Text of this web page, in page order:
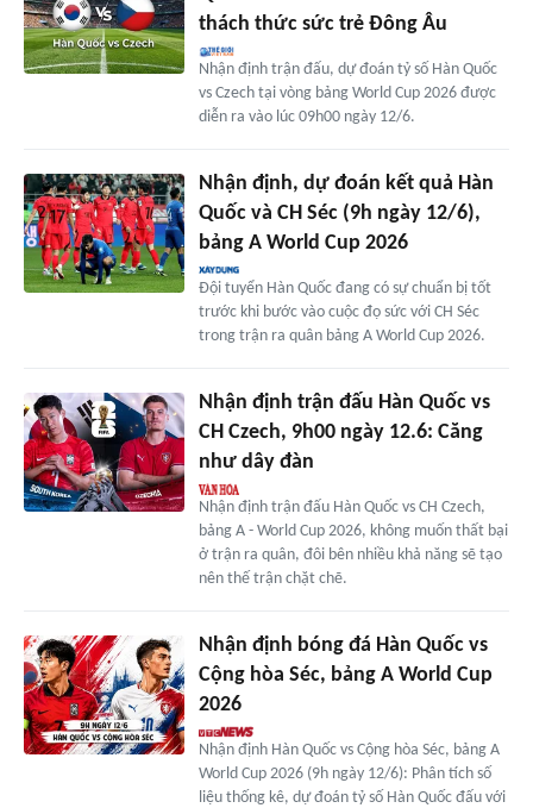
thách thức sức trẻ Đông Âu
Nhận định trận đấu, dự đoán tỷ số Hàn Quốc
vs Czech tại vòng bảng World Cup 2026 được
diễn ra vào lúc 09h00 ngày 12/6.
Nhận định, dự đoán kết quả Hàn
Quốc và CH Séc (9h ngày 12/6),
bảng A World Cup 2026
Đội tuyển Hàn Quốc đang có sự chuẩn bị tốt
trước khi bước vào cuộc đọ sức với CH Séc
trong trận ra quân bảng A World Cup 2026.
Nhận định trận đấu Hàn Quốc vs
CH Czech, 9h00 ngày 12.6: Căng
như dây đàn
Nhận định trận đấu Hàn Quốc vs CH Czech,
bảng A - World Cup 2026, không muốn thất bại
ở trận ra quân, đôi bên nhiều khả năng sẽ tạo
nên thế trận chặt chẽ.
Nhận định bóng đá Hàn Quốc vs
Cộng hòa Séc, bảng A World Cup
2026
Nhận định Hàn Quốc vs Cộng hòa Séc, bảng A
World Cup 2026 (9h ngày 12/6): Phân tích số
liệu thống kê, dự đoán tỷ số Hàn Quốc đấu với